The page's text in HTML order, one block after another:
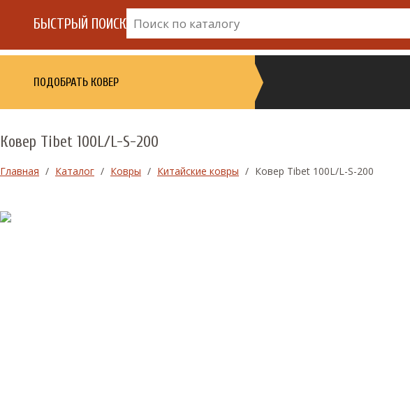
БЫСТРЫЙ ПОИСК
ПОДОБРАТЬ КОВЕР
Ковер Tibet 100L/L-S-200
Главная / Каталог / Ковры / Китайские ковры / Ковер Tibet 100L/L-S-200